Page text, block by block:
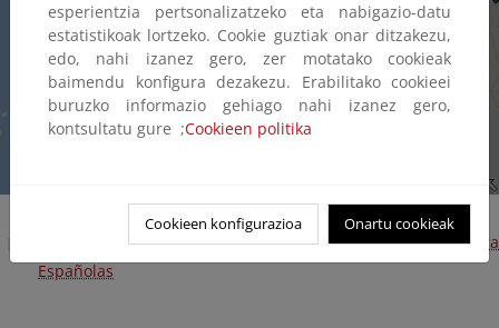
Descarga cartografía límites Reservas de la Biosfera
Españolas
esperientzia pertsonalizatzeko eta nabigazio-datu
estatistikoak lortzeko. Cookie guztiak onar ditzakezu,
edo, nahi izanez gero, zer motatako cookieak
baimendu konfigura dezakezu. Erabilitako cookieei
buruzko informazio gehiago nahi izanez gero,
kontsultatu gure ;Cookieen politika
Cookieen konfigurazioa Onartu cookieak